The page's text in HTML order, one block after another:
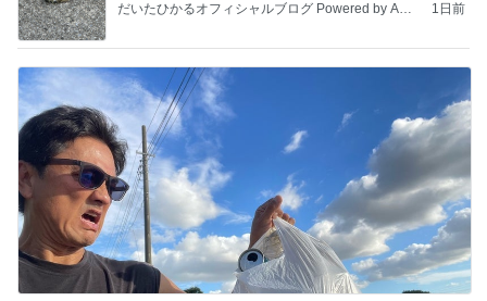
だいたひかるオフィシャルブログ Powered by Ame
1日前